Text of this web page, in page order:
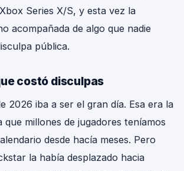
Series X/S, y esta vez la
acompañada de algo que nadie
pública.
costó disculpas
2026 iba a ser el gran día. Esa era la
que millones de jugadores teníamos
desde hacía meses. Pero
la había desplazado hacia